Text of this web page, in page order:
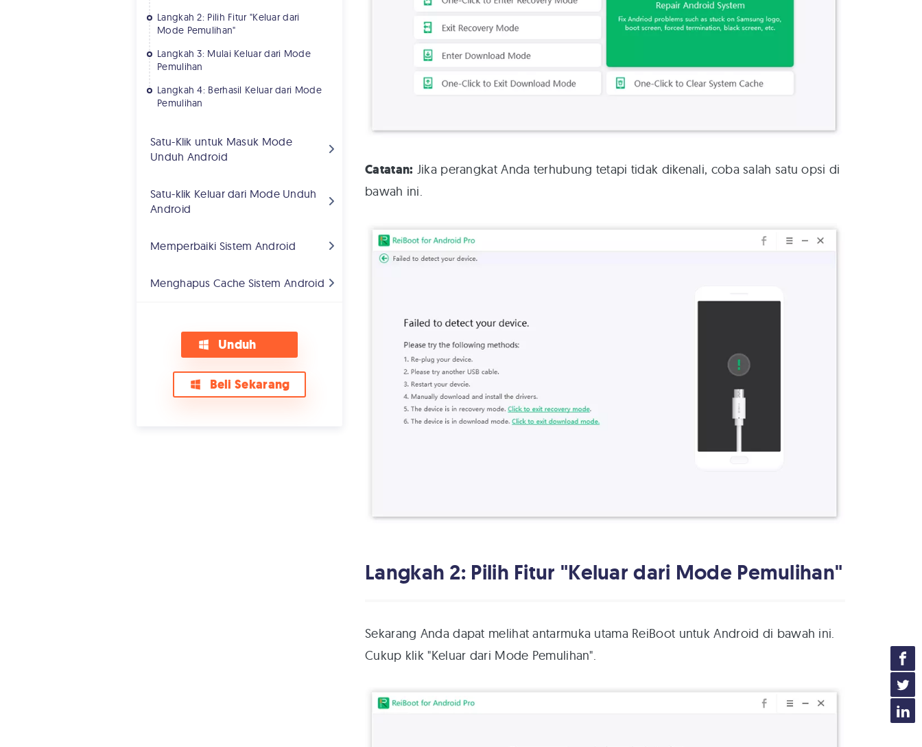
Langkah 2: Pilih Fitur "Keluar dari
Mode Pemulihan"
Langkah 3: Mulai Keluar dari Mode
Pemulihan
Langkah 4: Berhasil Keluar dari Mode
Pemulihan
Satu-Klik untuk Masuk Mode
Unduh Android
Satu-klik Keluar dari Mode Unduh
Android
Memperbaiki Sistem Android
Menghapus Cache Sistem Android
Unduh
Beli Sekarang
Catatan: Jika perangkat Anda terhubung tetapi tidak dikenali, coba salah satu opsi di
bawah ini.
Langkah 2: Pilih Fitur "Keluar dari Mode Pemulihan"
Sekarang Anda dapat melihat antarmuka utama ReiBoot untuk Android di bawah ini.
Cukup klik "Keluar dari Mode Pemulihan".